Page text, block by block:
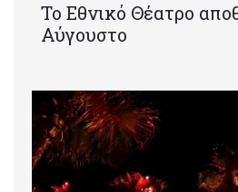
Το Εθνικό Θέατρο
Αύγουστο